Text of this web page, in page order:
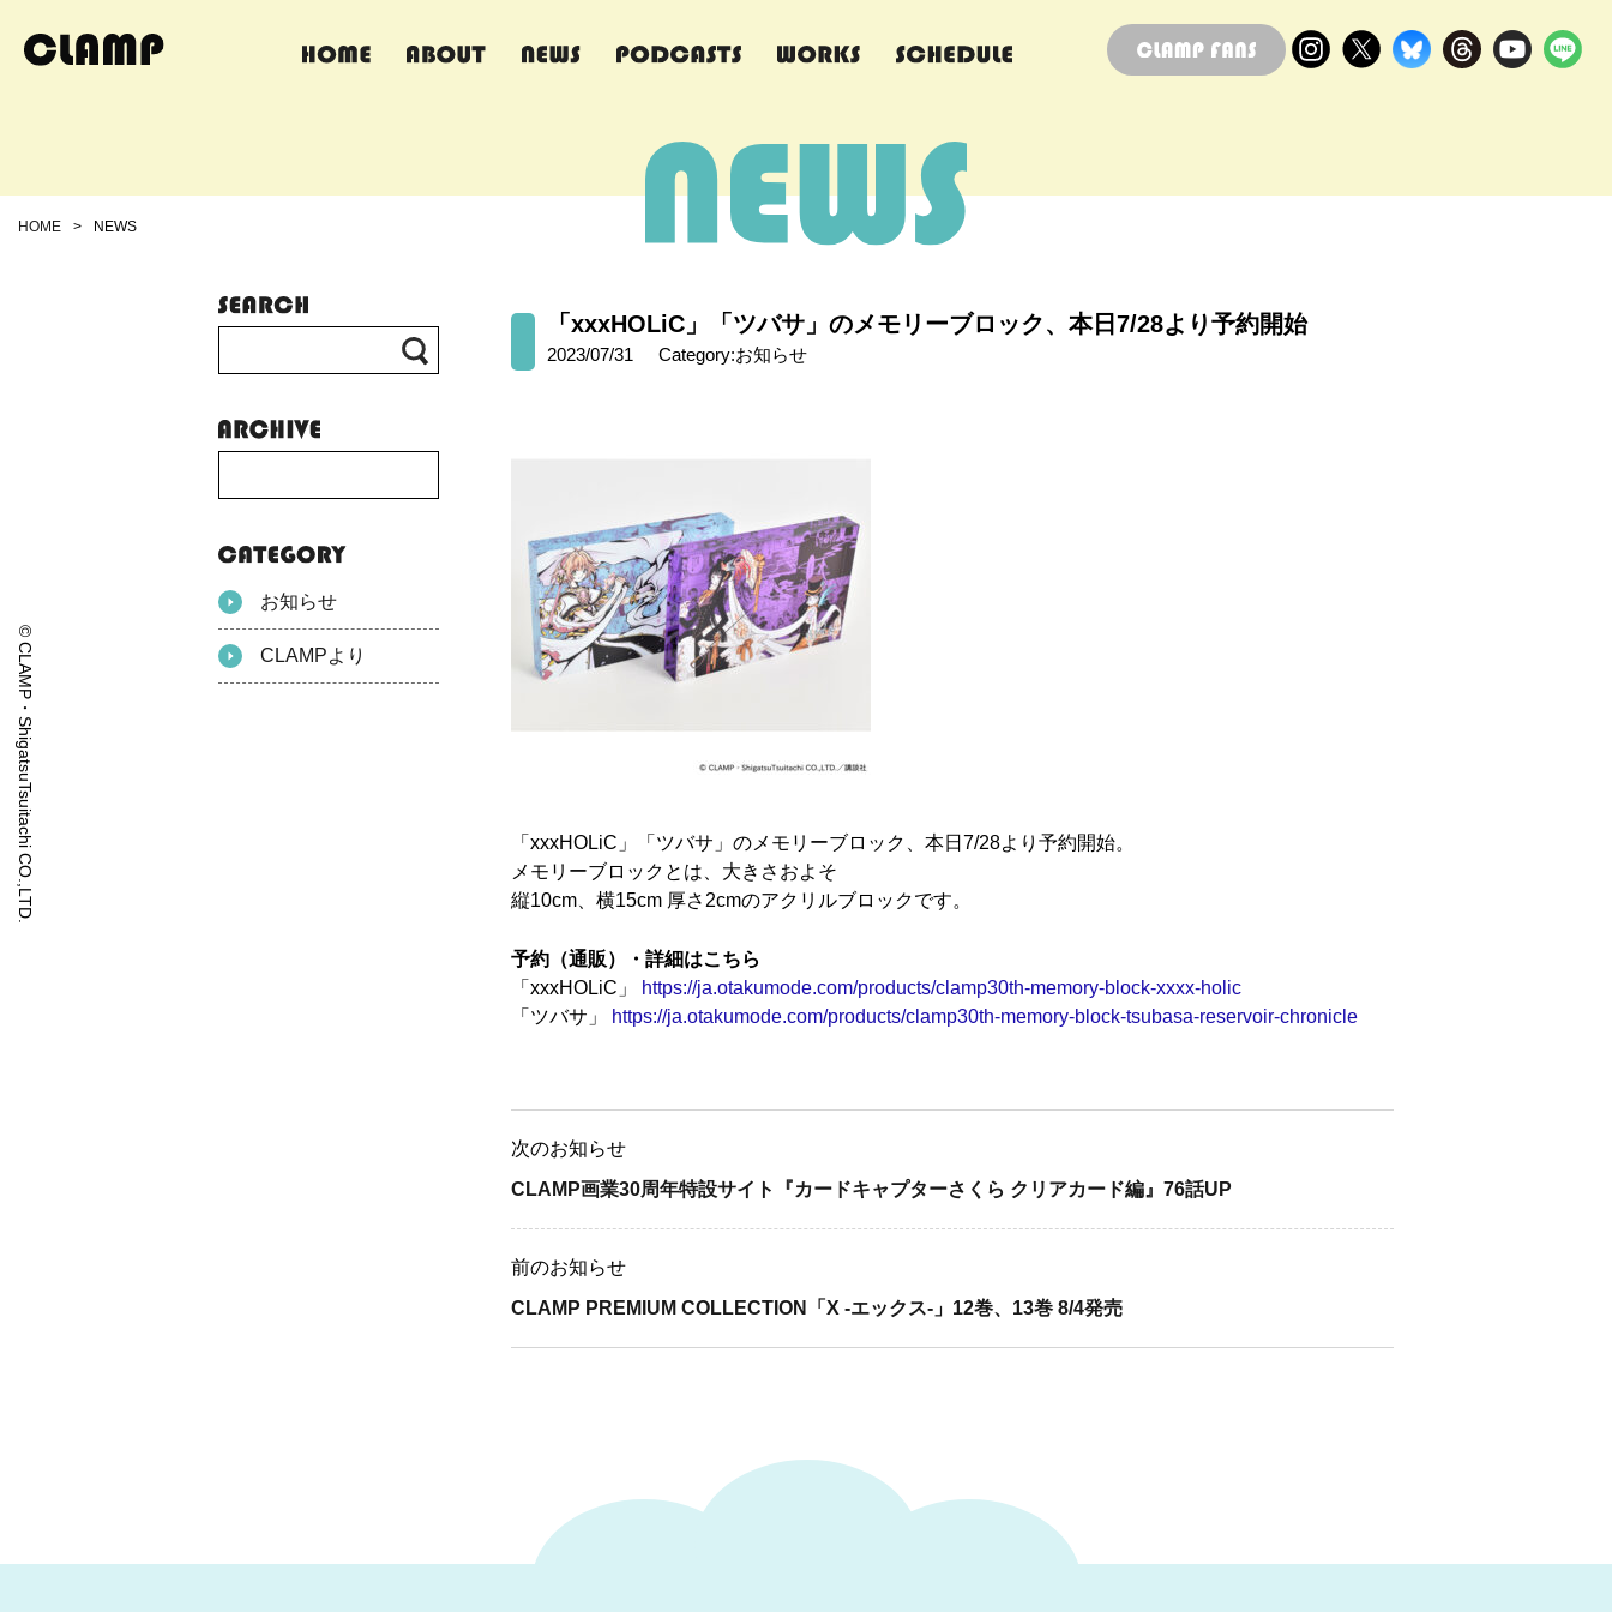
HOME > NEWS
© CLAMP・ShigatsuTsuitachi CO.,LTD.
「xxxHOLiC」「ツバサ」のメモリーブロック、本日7/28より予約開始
2023/07/31 Category:お知らせ
「xxxHOLiC」「ツバサ」のメモリーブロック、本日7/28より予約開始。
メモリーブロックとは、大きさおよそ
縦10cm、横15cm 厚さ2cmのアクリルブロックです。
予約（通販）・詳細はこちら
「xxxHOLiC」
https://ja.otakumode.com/products/clamp30th-memory-block-xxxx-holic
「ツバサ」
https://ja.otakumode.com/products/clamp30th-memory-block-tsubasa-reservoir-chronicle
次のお知らせ
CLAMP画業30周年特設サイト『カードキャプターさくら クリアカード編』76話UP
前のお知らせ
CLAMP PREMIUM COLLECTION「X -エックス-」12巻、13巻 8/4発売
お知らせ
CLAMPより